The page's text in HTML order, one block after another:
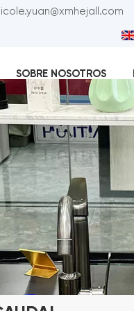
SOBRE NOSOTROS